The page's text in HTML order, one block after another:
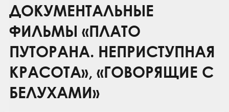
ДОКУМЕНТАЛЬНЫЕ
ФИЛЬМЫ «ПЛАТО
ПУТОРАНА. НЕПРИСТУПНАЯ
КРАСОТА», «ГОВОРЯЩИЕ С
БЕЛУХАМИ»